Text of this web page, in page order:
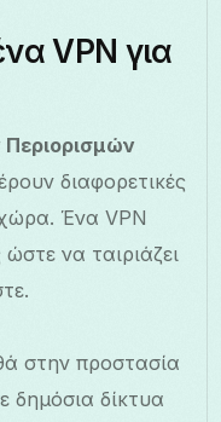
VPN για
διαφορετικές
Ένα VPN
να ταιριάζει
στην προστασία
δημόσια δίκτυα